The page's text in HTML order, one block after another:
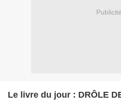
Publicité
Le livre du jour : DRÔLE